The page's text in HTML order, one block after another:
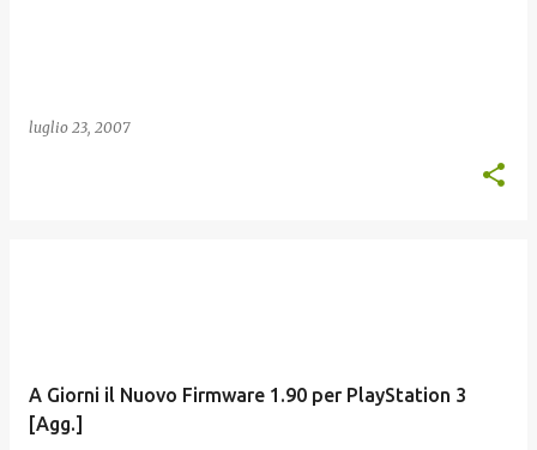
luglio 23, 2007
A Giorni il Nuovo Firmware 1.90 per PlayStation 3
[Agg.]